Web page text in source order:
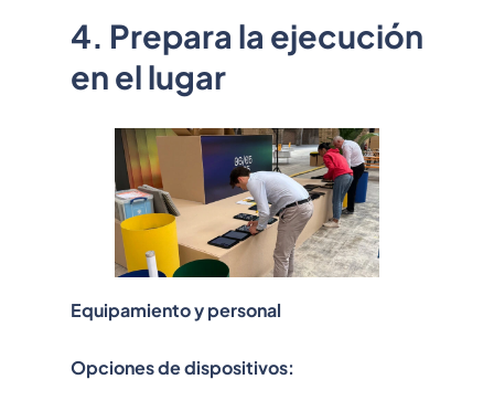
4. Prepara la ejecución
en el lugar
Equipamiento y personal
Opciones de dispositivos: